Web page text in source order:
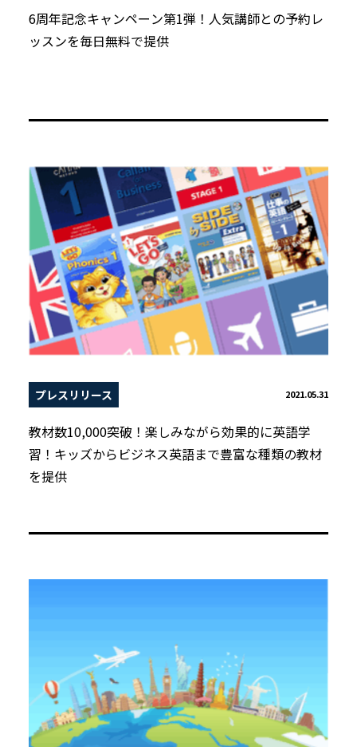
6周年記念キャンペーン第1弾！人気講師との予約レ
ッスンを毎日無料で提供
プレスリリース 2021.05.31
教材数10,000突破！楽しみながら効果的に英語学
習！キッズからビジネス英語まで豊富な種類の教材
を提供